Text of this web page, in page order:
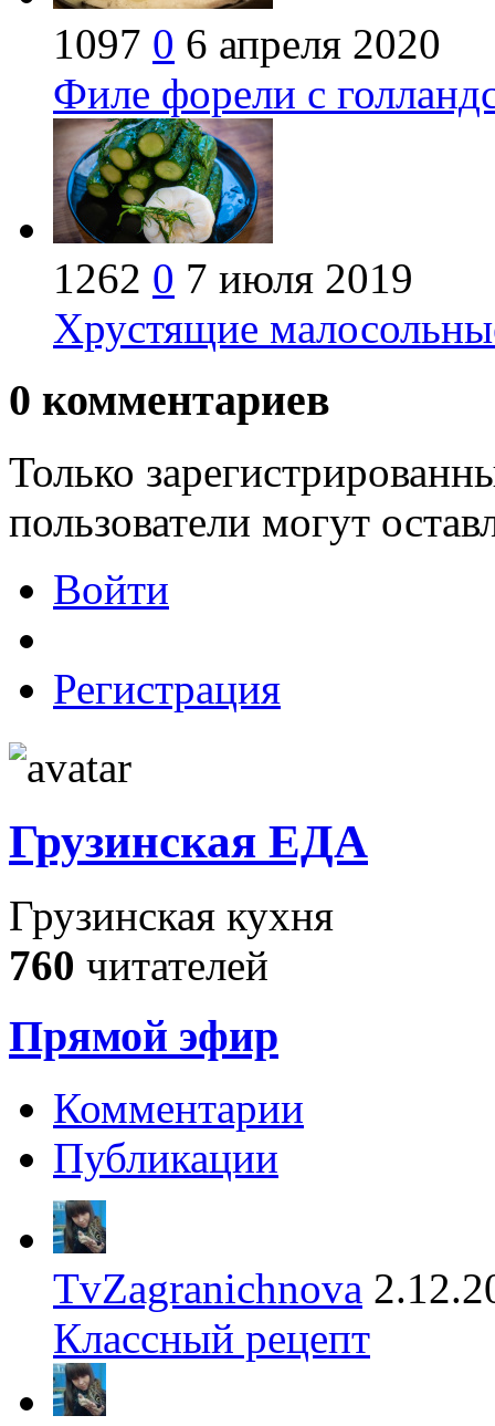
1097 0 6 апреля 2020
Филе форели с
1262 0 7 июля 2019
Хрустящие
0 комментариев
Только
пользователи могут
Войти
Регистрация
Грузинская ЕДА
Грузинская кухня
760 читателей
Прямой эфир
Комментарии
Публикации
TvZagranichnova
Классный рецепт